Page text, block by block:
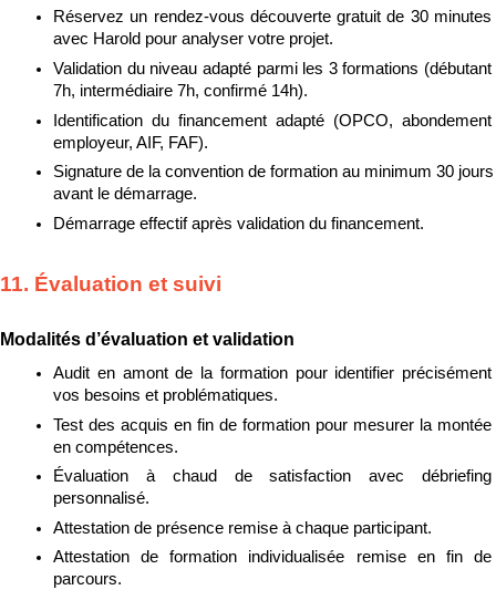
Réservez un rendez-vous découverte gratuit de 30 minutes
avec Harold pour analyser votre projet.
Validation du niveau adapté parmi les 3 formations (débutant
7h, intermédiaire 7h, confirmé 14h).
Identification du financement adapté (OPCO, abondement
employeur, AIF, FAF).
Signature de la convention de formation au minimum 30 jours
avant le démarrage.
Démarrage effectif après validation du financement.
11. Évaluation et suivi
Modalités d’évaluation et validation
Audit en amont de la formation pour identifier précisément
vos besoins et problématiques.
Test des acquis en fin de formation pour mesurer la montée
en compétences.
Évaluation à chaud de satisfaction avec débriefing
personnalisé.
Attestation de présence remise à chaque participant.
Attestation de formation individualisée remise en fin de
parcours.